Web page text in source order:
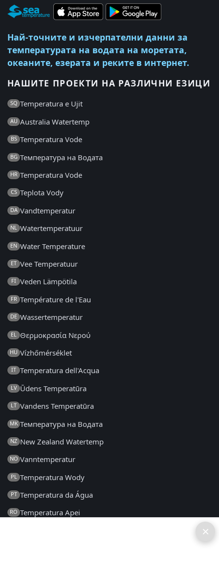
Най-точните и изчерпателни данни за
температурата на водата на моретата,
океаните, езерата и реките в интернет.
НАШИТЕ ПРОЕКТИ НА РАЗЛИЧНИ ЕЗИЦИ
SQ Temperatura e Ujit
AU Australia Watertemp
BS Temperatura Vode
BG Температура на Водата
HR Temperatura Vode
CS Teplota Vody
DA Vandtemperatur
NL Watertemperatuur
EN Water Temperature
ET Vee Temperatuur
FI Veden Lämpötila
FR Température de l'Eau
DE Wassertemperatur
EL Θερμοκρασία Νερού
HU Vízhőmérséklet
IT Temperatura dell'Acqua
LV Ūdens Temperatūra
LT Vandens Temperatūra
MK Температура на Водата
NZ New Zealand Watertemp
NO Vanntemperatur
PL Temperatura Wody
PT Temperatura da Água
RO Temperatura Apei
×